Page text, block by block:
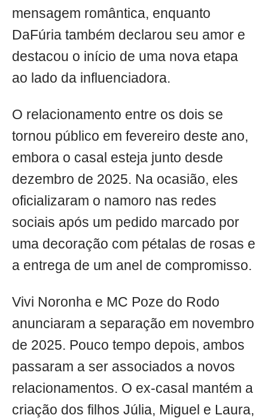
mensagem romântica, enquanto
DaFúria também declarou seu amor e
destacou o início de uma nova etapa
ao lado da influenciadora.
O relacionamento entre os dois se
tornou público em fevereiro deste ano,
embora o casal esteja junto desde
dezembro de 2025. Na ocasião, eles
oficializaram o namoro nas redes
sociais após um pedido marcado por
uma decoração com pétalas de rosas e
a entrega de um anel de compromisso.
Vivi Noronha e MC Poze do Rodo
anunciaram a separação em novembro
de 2025. Pouco tempo depois, ambos
passaram a ser associados a novos
relacionamentos. O ex-casal mantém a
criação dos filhos Júlia, Miguel e Laura,